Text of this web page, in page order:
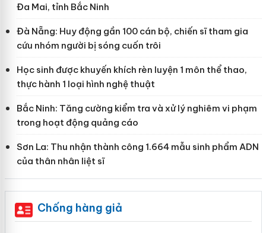
Đa Mai, tỉnh Bắc Ninh
Đà Nẵng: Huy động gần 100 cán bộ, chiến sĩ tham gia
cứu nhóm người bị sóng cuốn trôi
Học sinh được khuyến khích rèn luyện 1 môn thể thao,
thực hành 1 loại hình nghệ thuật
Bắc Ninh: Tăng cường kiểm tra và xử lý nghiêm vi phạm
trong hoạt động quảng cáo
Sơn La: Thu nhận thành công 1.664 mẫu sinh phẩm ADN
của thân nhân liệt sĩ
Chống hàng giả